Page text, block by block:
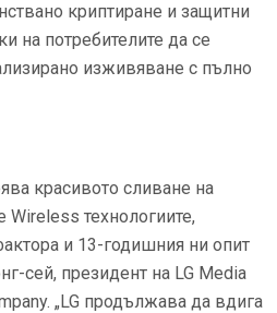
криптиране и защитни
на потребителите да се
изживяване с пълно
красивото сливане на
технологиите,
и 13-годишния ни опит
сей, президент на LG Media
„LG продължава да вдига